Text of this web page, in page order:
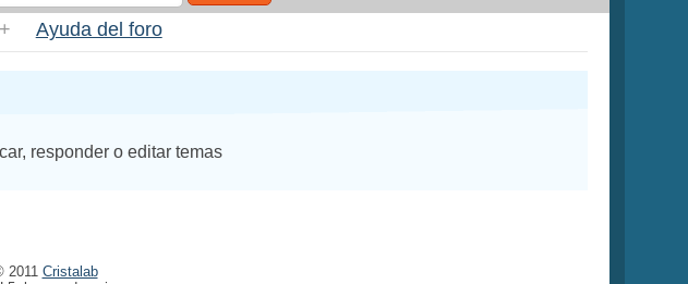
+ Ayuda del foro
responder o editar temas
Cristalab